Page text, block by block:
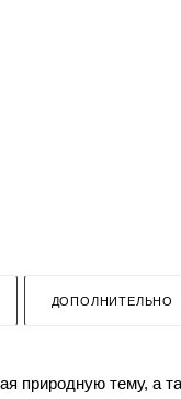
ДОПОЛНИТЕЛЬНО
природную тему, а